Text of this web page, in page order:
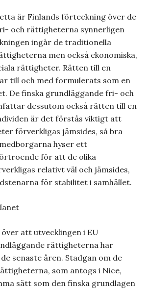
är Finlands förteckning över de
och rättigheterna synnerligen
ingår de traditionella
men också ekonomiska,
rättigheter. Rätten till en
till och med formulerats som en
De finska grundläggande fri- och
dessutom också rätten till en
är det förstås viktigt att
förverkligas jämsides, så bra
hyser ett
för att de olika
relativt väl och jämsides,
för stabilitet i samhället.
att utvecklingen i EU
rättigheterna har
senaste åren. Stadgan om de
som antogs i Nice,
sätt som den finska grundlagen